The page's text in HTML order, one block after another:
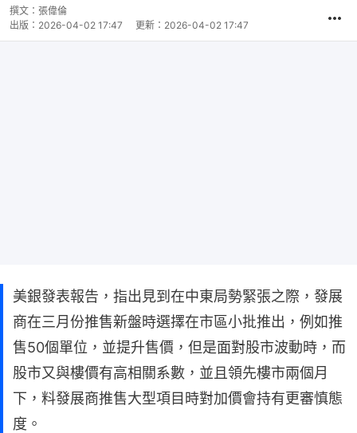
撰文： 張偉倫
出版： 2026-04-02 17:47 更新： 2026-04-02 17:47
美銀發表報告，指出見到在中東局勢緊張之際，發展
商在三月份推售新盤時選擇在市區小批推出，例如推
售50個單位，並提升售價，但是面對股市波動時，而
股市又與樓價有高相關系數，並且領先樓市兩個月
下，料發展商推售大型項目時對加價會持有更審慎態
度。